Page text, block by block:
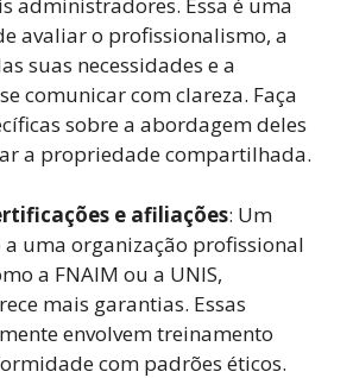
administradores. Essa é uma
avaliar o profissionalismo, a
suas necessidades e a
comunicar com clareza. Faça
sobre a abordagem deles
a propriedade compartilhada.
e afiliações: Um
uma organização profissional
a FNAIM ou a UNIS,
mais garantias. Essas
envolvem treinamento
com padrões éticos.